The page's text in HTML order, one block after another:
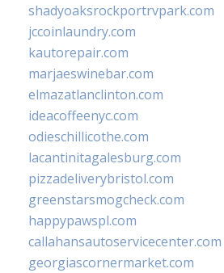
shadyoaksrockportrvpark.com
jccoinlaundry.com
kautorepair.com
marjaeswinebar.com
elmazatlanclinton.com
ideacoffeenyc.com
odieschillicothe.com
lacantinitagalesburg.com
pizzadeliverybristol.com
greenstarsmogcheck.com
happypawspl.com
callahansautoservicecenter.com
georgiascornermarket.com